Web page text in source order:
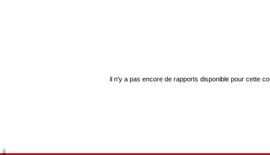
il n'y a pas encore de rapports disponible pour cette